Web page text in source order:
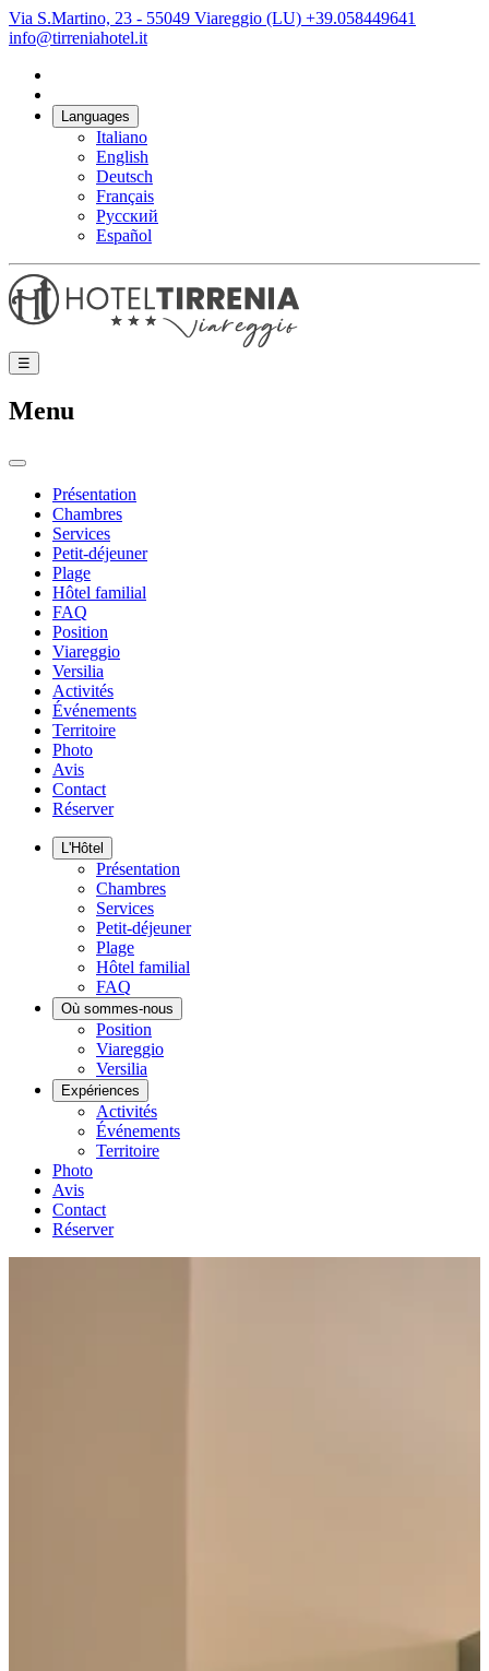
Via S.Martino, 23 - 55049 Viareggio (LU) +39.058449641
info@tirreniahotel.it
Languages
Italiano
English
Deutsch
Français
Русский
Español
☰
Menu
Présentation
Chambres
Services
Petit-déjeuner
Plage
Hôtel familial
FAQ
Position
Viareggio
Versilia
Activités
Événements
Territoire
Photo
Avis
Contact
Réserver
L'Hôtel
Présentation
Chambres
Services
Petit-déjeuner
Plage
Hôtel familial
FAQ
Où sommes-nous
Position
Viareggio
Versilia
Expériences
Activités
Événements
Territoire
Photo
Avis
Contact
Réserver